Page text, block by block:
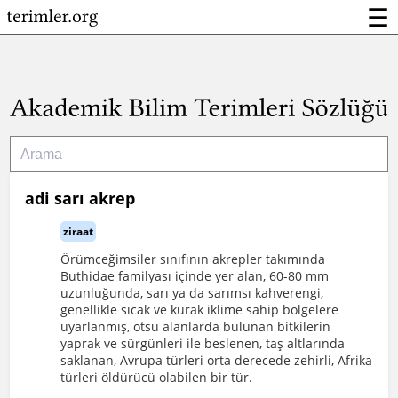
☰
adi sarı akrep
ziraat
Örümceğimsiler sınıfının akrepler takımında
Buthidae familyası içinde yer alan, 60-80 mm
uzunluğunda, sarı ya da sarımsı kahverengi,
genellikle sıcak ve kurak iklime sahip bölgelere
uyarlanmış, otsu alanlarda bulunan bitkilerin
yaprak ve sürgünleri ile beslenen, taş altlarında
saklanan, Avrupa türleri orta derecede zehirli, Afrika
türleri öldürücü olabilen bir tür.